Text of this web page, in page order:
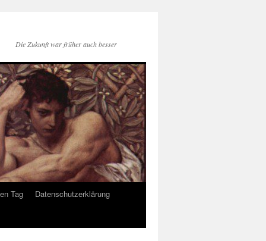
Die Zukunft war früher auch besser
Tag
Datenschutzerklärung